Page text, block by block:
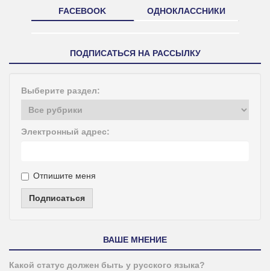
FACEBOOK ОДНОКЛАССНИКИ
ПОДПИСАТЬСЯ НА РАССЫЛКУ
Выберите раздел:
Электронный адрес:
Отпишите меня
Подписаться
ВАШЕ МНЕНИЕ
Какой статус должен быть у русского языка?